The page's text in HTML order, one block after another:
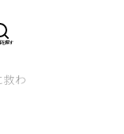
われる！？